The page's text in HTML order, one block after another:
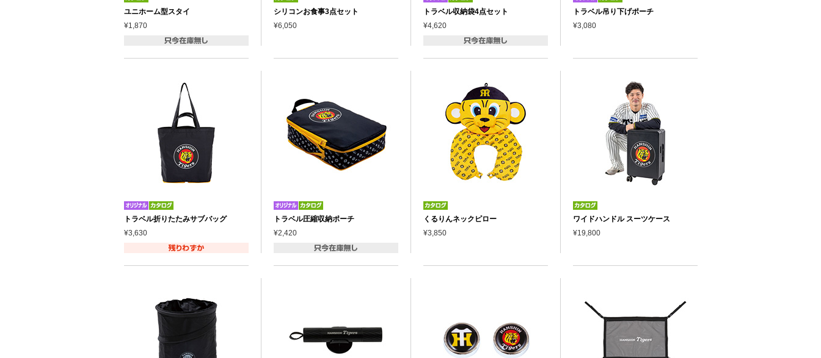
ユニホーム型スタイ
¥1,870
シリコンお食事3点セット
¥6,050
トラベル収納袋4点セット
¥4,620
トラベル吊り下げポーチ
¥3,080
トラベル折りたたみサブバッグ
¥3,630
トラベル圧縮収納ポーチ
¥2,420
くるりんネックピロー
¥3,850
ワイドハンドル スーツケース
¥19,800